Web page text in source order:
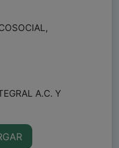
A.C. Y